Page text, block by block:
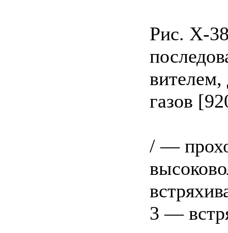
Рис. Х-
газов
/ —
3 —